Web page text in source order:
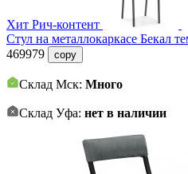
Хит Рич-контент
Стул на металлокаркасе Бекал
469979
copy
Склад Мск: Много
Склад Уфа: нет в наличии